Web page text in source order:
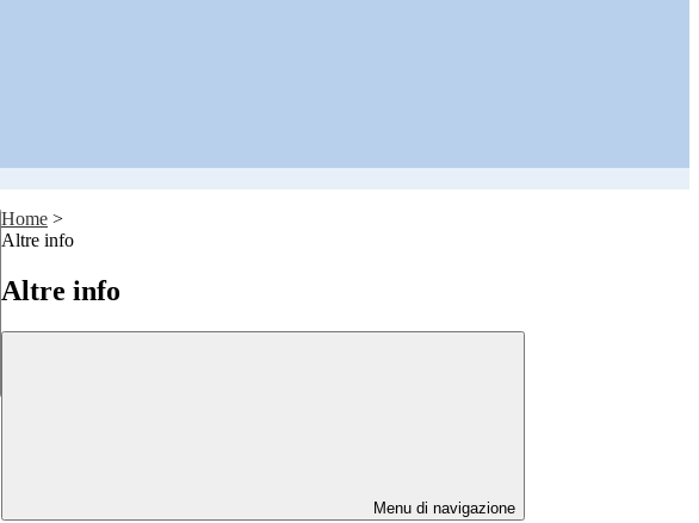
Home >
Altre info
Altre info
Menu di navigazione